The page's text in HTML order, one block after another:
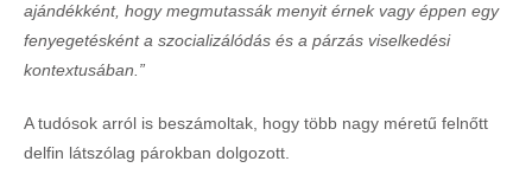
ajándékként, hogy megmutassák menyit érnek vagy éppen egy
fenyegetésként a szocializálódás és a párzás viselkedési
kontextusában.”
A tudósok arról is beszámoltak, hogy több nagy méretű felnőtt
delfin látszólag párokban dolgozott.